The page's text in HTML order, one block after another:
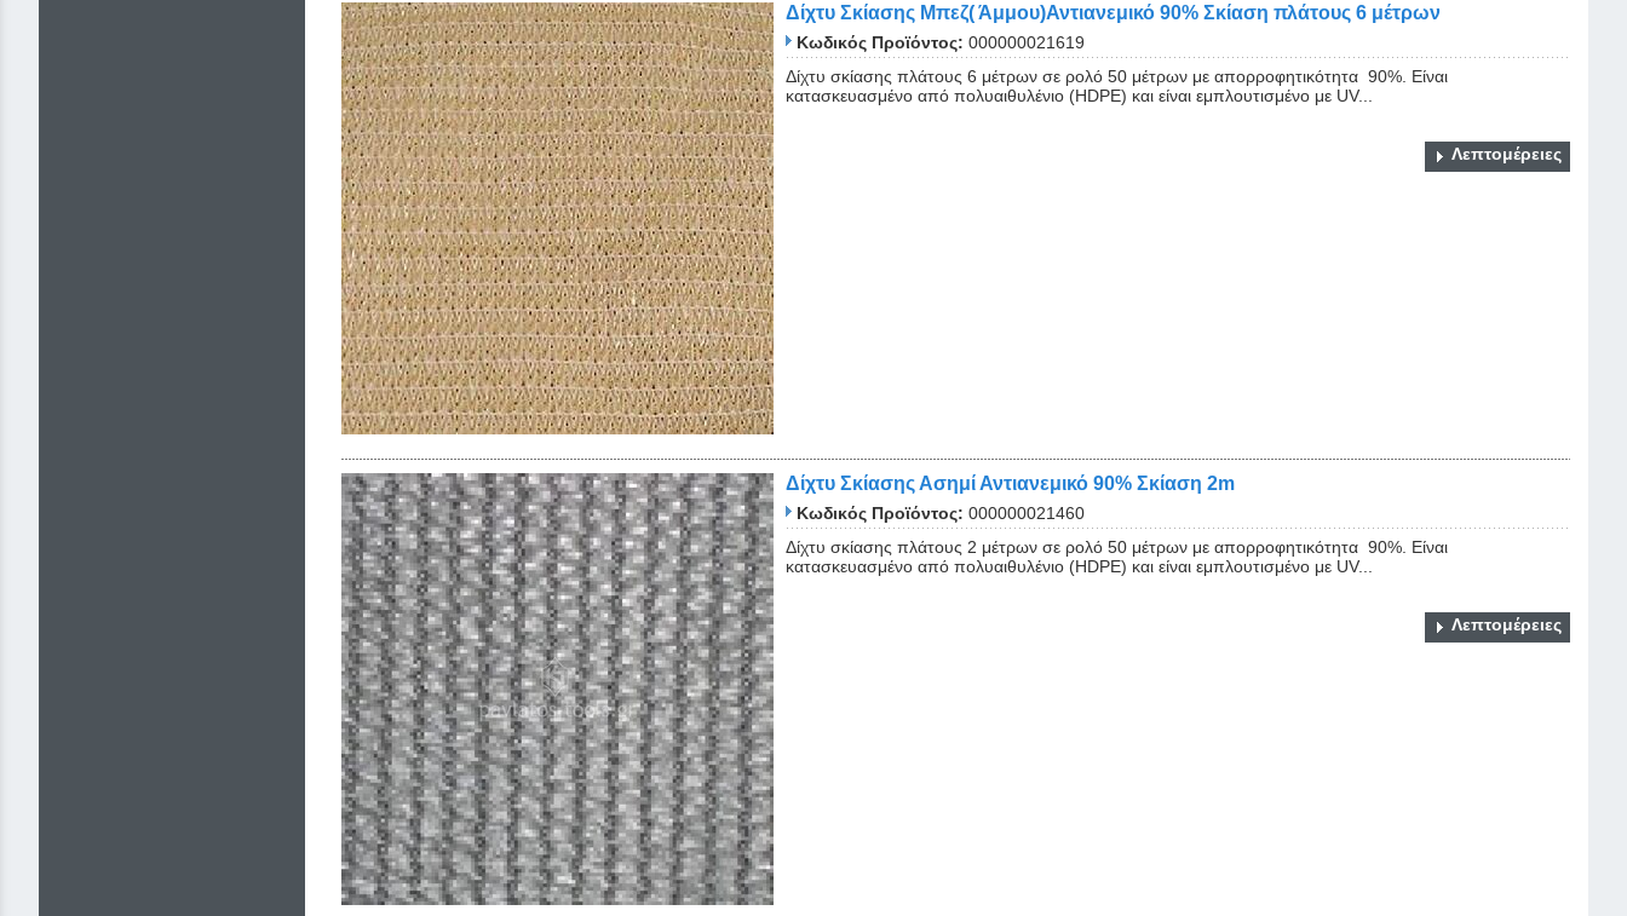
Δίχτυ Σκίασης Μπεζ( Άμμου)Αντιανεμικό 90% Σκίαση πλάτους 6 μέτρων
Κωδικός Προϊόντος: 000000021619
Δίχτυ σκίασης πλάτους 6 μέτρων σε ρολό 50 μέτρων με απορροφητικότητα 90%. Είναι
κατασκευασμένο από πολυαιθυλένιο (HDPE) και είναι εμπλουτισμένο με UV...
Λεπτομέρειες
Δίχτυ Σκίασης Ασημί Αντιανεμικό 90% Σκίαση 2m
Κωδικός Προϊόντος: 000000021460
Δίχτυ σκίασης πλάτους 2 μέτρων σε ρολό 50 μέτρων με απορροφητικότητα 90%. Είναι
κατασκευασμένο από πολυαιθυλένιο (HDPE) και είναι εμπλουτισμένο με UV...
Λεπτομέρειες